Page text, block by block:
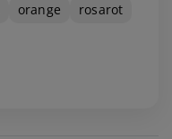
orange
rosarot